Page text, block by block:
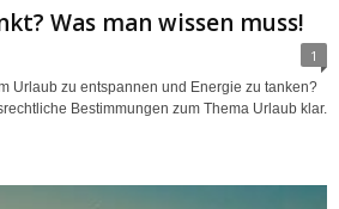
Was man wissen muss!
1
Urlaub zu entspannen und Energie zu tanken?
Bestimmungen zum Thema Urlaub klar.